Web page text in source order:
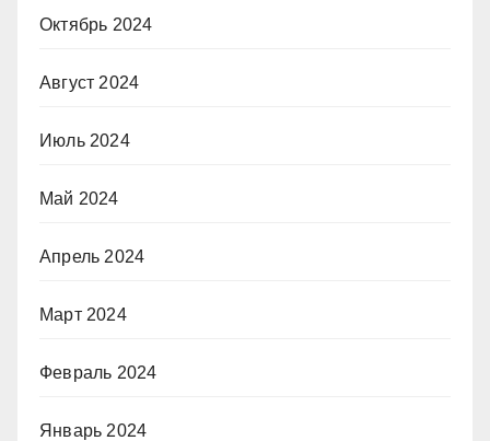
Октябрь 2024
Август 2024
Июль 2024
Май 2024
Апрель 2024
Март 2024
Февраль 2024
Январь 2024